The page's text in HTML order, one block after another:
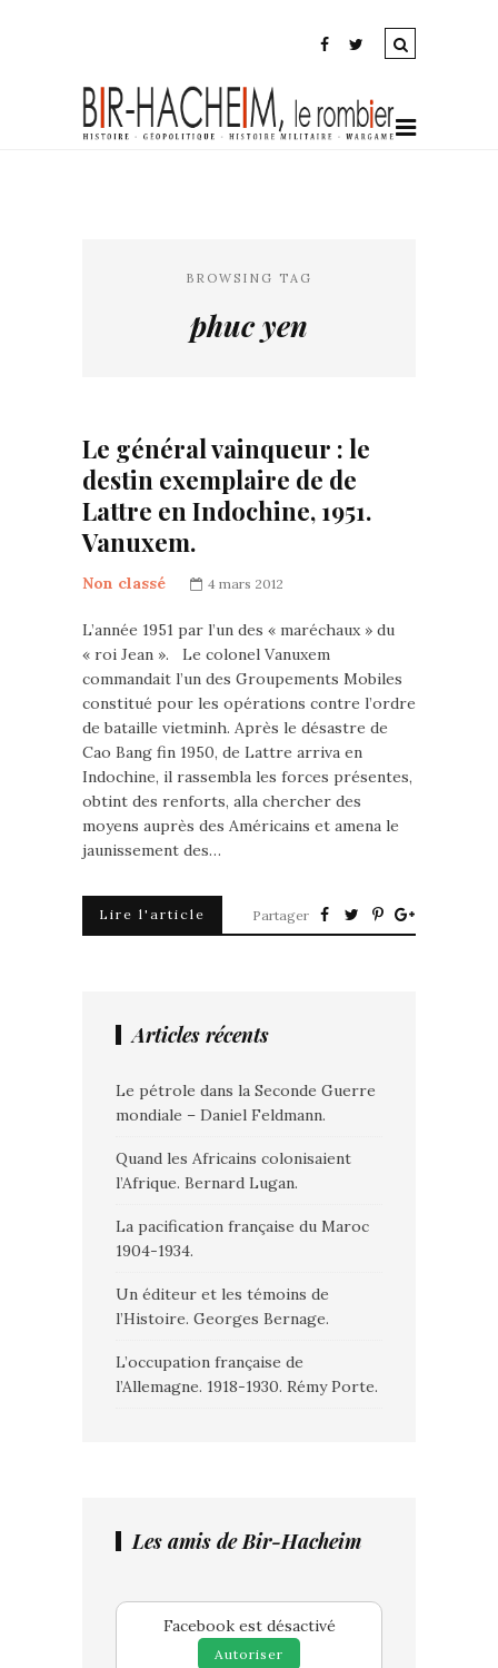
BROWSING TAG
phuc yen
Le général vainqueur : le
destin exemplaire de de
Lattre en Indochine, 1951.
Vanuxem.
Non classé 4 mars 2012
L’année 1951 par l’un des « maréchaux » du
« roi Jean ». Le colonel Vanuxem
commandait l’un des Groupements Mobiles
constitué pour les opérations contre l’ordre
de bataille vietminh. Après le désastre de
Cao Bang fin 1950, de Lattre arriva en
Indochine, il rassembla les forces présentes,
obtint des renforts, alla chercher des
moyens auprès des Américains et amena le
jaunissement des…
Lire l'article Partager
Articles récents
Le pétrole dans la Seconde Guerre
mondiale – Daniel Feldmann.
Quand les Africains colonisaient
l’Afrique. Bernard Lugan.
La pacification française du Maroc
1904-1934.
Un éditeur et les témoins de
l’Histoire. Georges Bernage.
L’occupation française de
l’Allemagne. 1918-1930. Rémy Porte.
Les amis de Bir-Hacheim
Facebook est désactivé
Autoriser